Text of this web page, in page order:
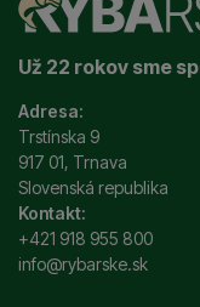
Už 22 rokov sme
Adresa:
Trstínska 9
917 01, Trnava
Slovenská republika
Kontakt:
+421 918 955 800
info@rybarske.sk